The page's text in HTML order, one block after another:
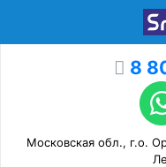
8
Московская обл., г.о.